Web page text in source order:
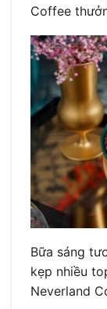
Coffee
Bữa sáng
kẹp nhiều
Neverland